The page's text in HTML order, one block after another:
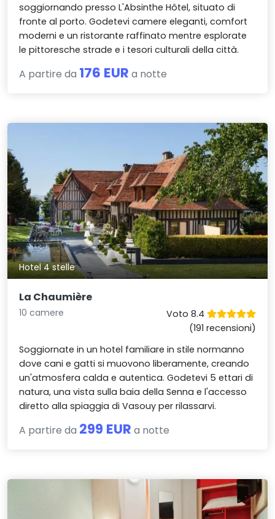
soggiornando presso L'Absinthe Hôtel, situato di
fronte al porto. Godetevi camere eleganti, comfort
moderni e un ristorante raffinato mentre esplorate
le pittoresche strade e i tesori culturali della città.
A partire da 176 EUR a notte
Hotel 4 stelle
La Chaumière
10 camere
Voto 8.4
(191 recensioni)
Soggiornate in un hotel familiare in stile normanno
dove cani e gatti si muovono liberamente, creando
un'atmosfera calda e autentica. Godetevi 5 ettari di
natura, una vista sulla baia della Senna e l'accesso
diretto alla spiaggia di Vasouy per rilassarvi.
A partire da 299 EUR a notte